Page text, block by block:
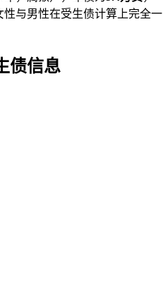
性与男性在受生债计算上完全一
债信息